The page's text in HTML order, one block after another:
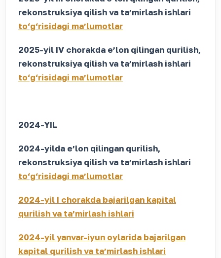
rekonstruksiya qilish va taʼmirlash ishlari
to‘g‘risidagi maʼlumotlar
2025-yil IV chorakda eʼlon qilingan qurilish,
rekonstruksiya qilish va taʼmirlash ishlari
to‘g‘risidagi maʼlumotlar
2024-YIL
2024-yilda eʼlon qilingan qurilish,
rekonstruksiya qilish va taʼmirlash ishlari
to‘g‘risidagi maʼlumotlar
2024-yil I chorakda bajarilgan kapital
qurilish va taʼmirlash ishlari
2024-yil yanvar-iyun oylarida bajarilgan
kapital qurilish va taʼmirlash ishlari